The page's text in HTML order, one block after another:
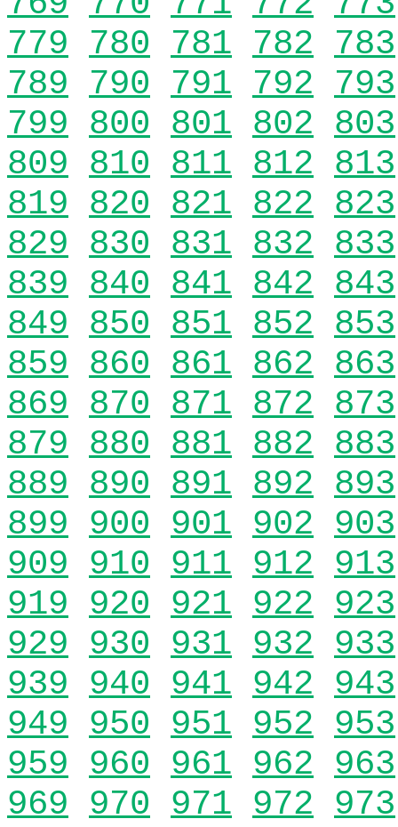
779 780 781 782 783
789 790 791 792 793
799 800 801 802 803
809 810 811 812 813
819 820 821 822 823
829 830 831 832 833
839 840 841 842 843
849 850 851 852 853
859 860 861 862 863
869 870 871 872 873
879 880 881 882 883
889 890 891 892 893
899 900 901 902 903
909 910 911 912 913
919 920 921 922 923
929 930 931 932 933
939 940 941 942 943
949 950 951 952 953
959 960 961 962 963
969 970 971 972 973